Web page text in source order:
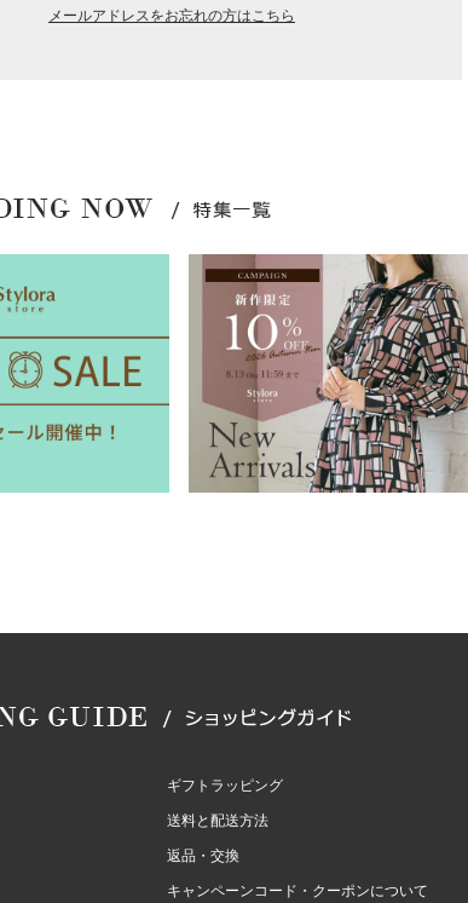
メールアドレスをお忘れの方はこちら
ギフトラッピング
送料と配送方法
返品・交換
キャンペーンコード・クーポンについて